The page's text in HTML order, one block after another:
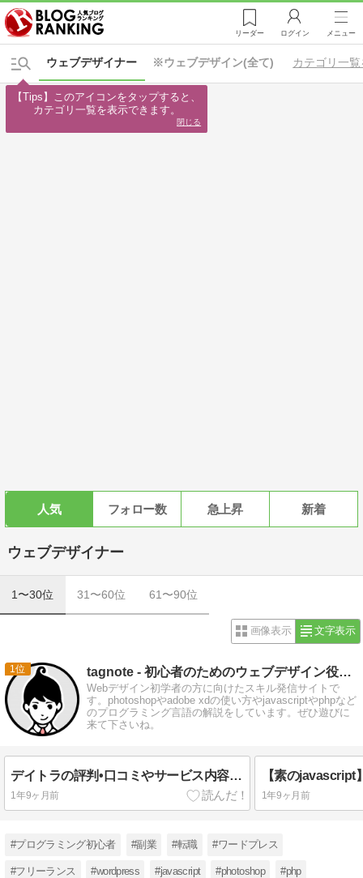
リーダー ログイン メニュー
※ウェブデザイン(全て)
ウェブデザイナー カテゴリ一
人気 フォロー数 急上昇 新着
ウェブデザイナー
1〜30位 31〜60位 61〜90位
画像表示 文字表示
1 tagnote - 初心者のためのウェブデザイン役立ちノート
Webデザイン初学者の方に向けたスキル発信サイトで
す。photoshopやadobe xdの使い方やjavascriptやphpなど
のプログラミング言語の解説をしています。ぜひ遊びに
来て下さいね。
デイトラの評判•口コミやサービス内容を現役webデザイナーが調査
1年9ヶ月前 1年9ヶ月前
#プログラミング初心者 #副業 #転職 #ワードプレス
#フリーランス #wordpress #javascript #photoshop #php
【Tips】このアイコンをタップすると、
カテゴリ一覧を表示できます。
閉じる